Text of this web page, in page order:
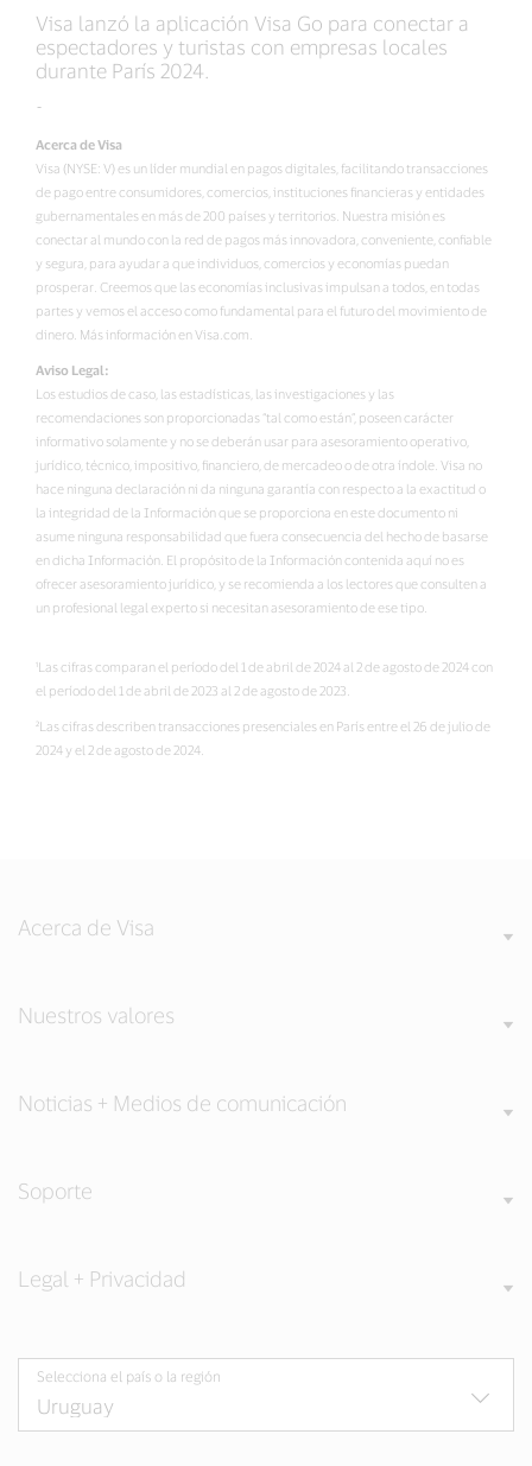
Visa lanzó la aplicación Visa Go para conectar a
espectadores y turistas con empresas locales
durante París 2024.
-
Acerca de Visa
Visa (NYSE: V) es un líder mundial en pagos digitales, facilitando transacciones
de pago entre consumidores, comercios, instituciones financieras y entidades
gubernamentales en más de 200 países y territorios. Nuestra misión es
conectar al mundo con la red de pagos más innovadora, conveniente, confiable
y segura, para ayudar a que individuos, comercios y economías puedan
prosperar. Creemos que las economías inclusivas impulsan a todos, en todas
partes y vemos el acceso como fundamental para el futuro del movimiento de
dinero. Más información en Visa.com.
Aviso Legal:
Los estudios de caso, las estadísticas, las investigaciones y las
recomendaciones son proporcionadas “tal como están”, poseen carácter
informativo solamente y no se deberán usar para asesoramiento operativo,
jurídico, técnico, impositivo, financiero, de mercadeo o de otra índole. Visa no
hace ninguna declaración ni da ninguna garantía con respecto a la exactitud o
la integridad de la Información que se proporciona en este documento ni
asume ninguna responsabilidad que fuera consecuencia del hecho de basarse
en dicha Información. El propósito de la Información contenida aquí no es
ofrecer asesoramiento jurídico, y se recomienda a los lectores que consulten a
un profesional legal experto si necesitan asesoramiento de ese tipo.
¹Las cifras comparan el período del 1 de abril de 2024 al 2 de agosto de 2024 con
el período del 1 de abril de 2023 al 2 de agosto de 2023.
²Las cifras describen transacciones presenciales en París entre el 26 de julio de
2024 y el 2 de agosto de 2024.
Acerca de Visa
Nuestros valores
Noticias + Medios de comunicación
Soporte
Legal + Privacidad
Selecciona el país o la región